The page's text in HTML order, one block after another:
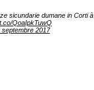
sicundarie dumane in Corti à
QoaIpkTuwQ
septembre 2017